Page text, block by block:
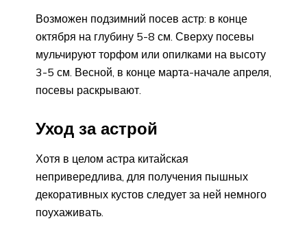
Возможен подзимний посев астр: в конце
октября на глубину 5-8 см. Сверху посевы
мульчируют торфом или опилками на высоту
3-5 см. Весной, в конце марта-начале апреля,
посевы раскрывают.
Уход за астрой
Хотя в целом астра китайская
непривередлива, для получения пышных
декоративных кустов следует за ней немного
поухаживать.